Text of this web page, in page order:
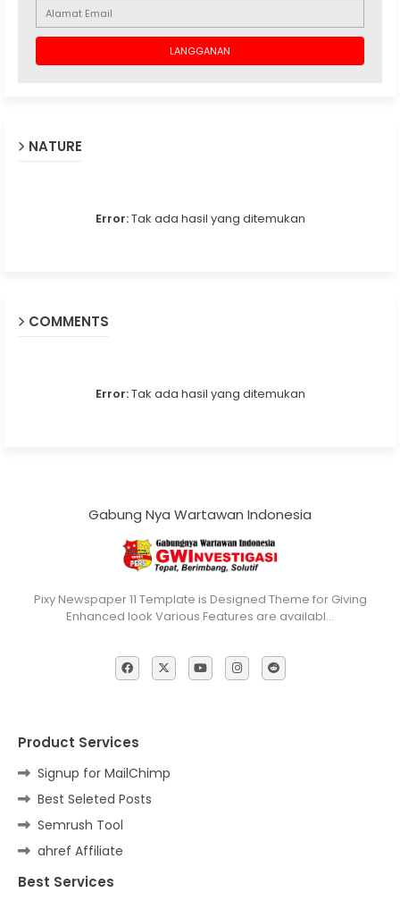
NATURE
Error:Tak ada hasil yang ditemukan
COMMENTS
Error:Tak ada hasil yang ditemukan
Gabung Nya Wartawan Indonesia
Pixy Newspaper 11 Template is Designed Theme for Giving
Enhanced look Various Features are availabl…
Product Services
Signup for MailChimp
Best Seleted Posts
Semrush Tool
ahref Affiliate
Best Services